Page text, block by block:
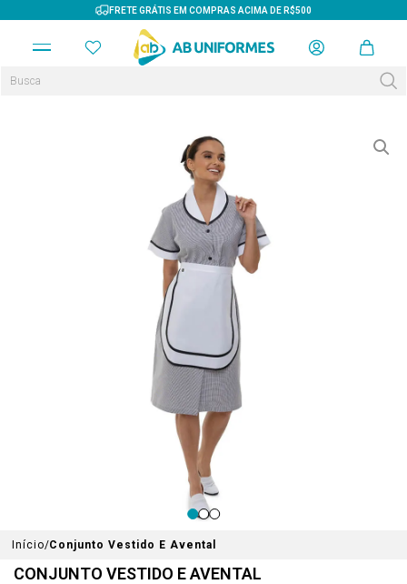
FRETE GRÁTIS EM COMPRAS ACIMA DE R$500
Início Conjunto Vestido E Avental
CONJUNTO VESTIDO E AVENTAL